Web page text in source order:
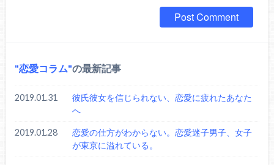
恋愛コラム の最新記事
2019.01.31
彼氏彼女を信じられない、恋愛に疲れたあなた
へ
2019.01.28
恋愛の仕方がわからない。恋愛迷子男子、女子
が東京に溢れている。